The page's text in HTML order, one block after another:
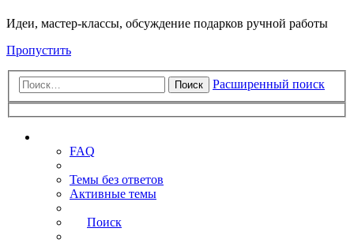
Идеи, мастер-классы, обсуждение подарков ручной работы
Пропустить
Поиск Расширенный поиск
FAQ
Темы без ответов
Активные темы
Поиск